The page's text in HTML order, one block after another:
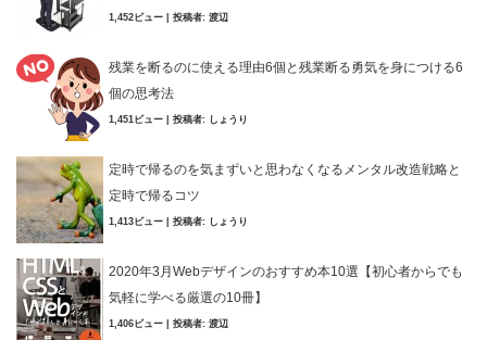
1,452ビュー 投稿者: 渡辺
残業を断るのに使える理由6個と残業断る勇気を身につける6
個の思考法
1,451ビュー 投稿者: しょうり
定時で帰るのを気まずいと思わなくなるメンタル改造戦略と
定時で帰るコツ
1,413ビュー 投稿者: しょうり
2020年3月Webデザインのおすすめ本10選【初心者からでも
気軽に学べる厳選の10冊】
1,406ビュー 投稿者: 渡辺